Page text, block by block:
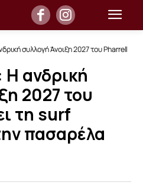
συλλογή Άνοιξη 2027 του Pharrell
ανδρική
2027 του
τη surf
πασαρέλα